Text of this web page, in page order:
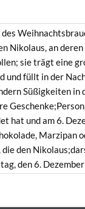
Nikolaus, an
sie trägt eine
und füllt in der
Süßigkeiten in
hat und am 6.
Marzipan
die den
den 6.